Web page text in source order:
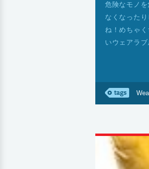
危険なモノ
なくなった
ね！めちゃ
いウェアラブ